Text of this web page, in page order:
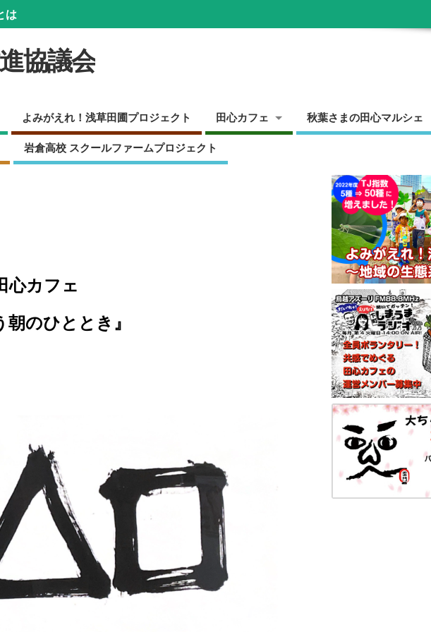
は
協議会
よみがえれ！浅草田圃プロジェクト 田心カフェ 秋葉さまの田心マルシェ
岩倉高校 スクールファームプロジェクト
心カフェ
朝のひととき』